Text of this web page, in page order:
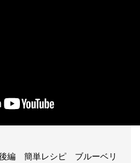
編 簡単レシピ ブルーベリ